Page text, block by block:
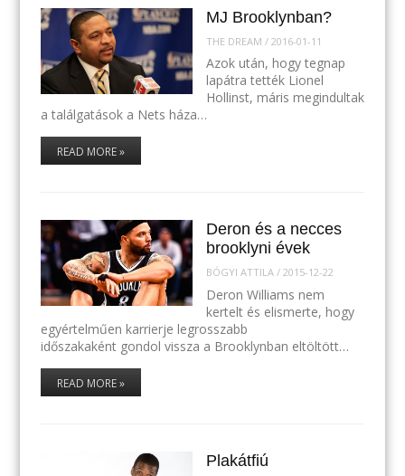
MJ Brooklynban?
THE DREAM / 2016-01-11
Azok után, hogy tegnap
lapátra tették Lionel
Hollinst, máris megindultak
a találgatások a Nets háza…
READ MORE »
Deron és a necces
brooklyni évek
BÓGYI ATTILA/ 2015-12-22
Deron Williams nem
kertelt és elismerte, hogy
egyértelműen karrierje legrosszabb
időszakaként gondol vissza a Brooklynban eltöltött…
READ MORE »
Plakátfiú